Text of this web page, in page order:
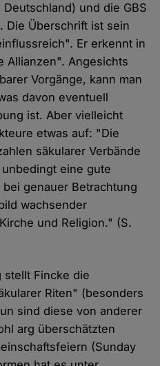
und die GBS
Die Überschrift ist sein
Er erkennt in
Allianzen". Angesichts
Vorgänge, kann man
davon eventuell
ist. Aber vielleicht
etwas auf: "Die
säkularer Verbände
eine gute
genauer Betrachtung
wachsender
und Religion." (S.
stellt Fincke die
Riten" (besonders
sind diese von anderer
arg überschätzten
(Sunday